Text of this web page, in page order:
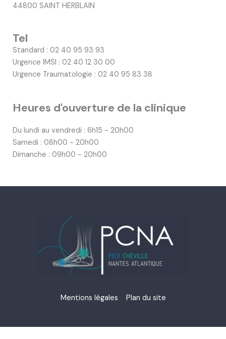
44800 SAINT HERBLAIN
Tel
Standard : 02 40 95 93 93
Urgence IMSI : 02 40 12 30 00
Urgence Traumatologie : 02 40 95 83 38
Heures d'ouverture de la clinique
Du lundi au vendredi : 6h15 - 20h00
Samedi : 08h00 - 20h00
Dimanche : 09h00 - 20h00
Mentions légales Plan du site